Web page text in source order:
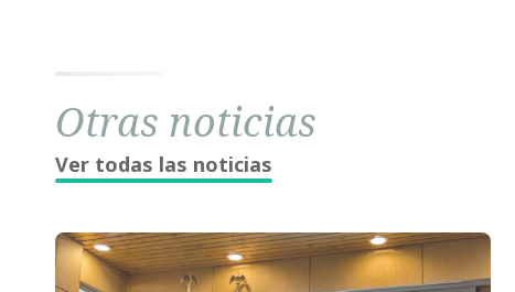
Otras noticias
Ver todas las noticias